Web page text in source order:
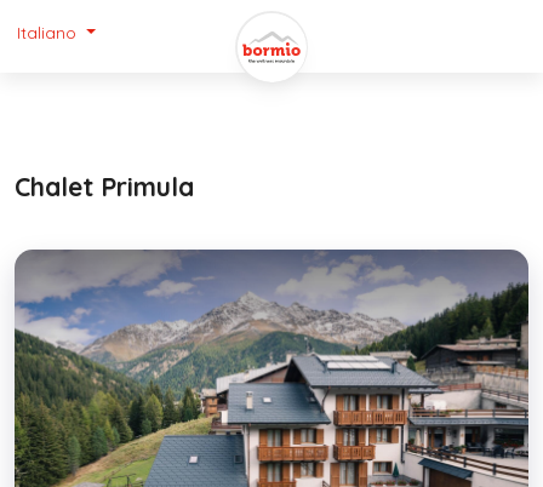
Italiano
Chalet Primula